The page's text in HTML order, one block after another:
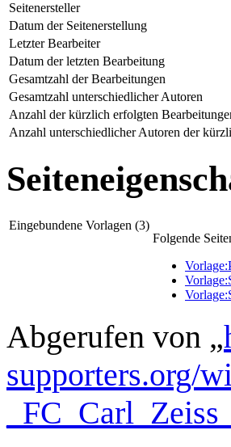
Seitenersteller
Datum der Seitenerstellung
Letzter Bearbeiter
Datum der letzten Bearbeitung
Gesamtzahl der Bearbeitungen
Gesamtzahl unterschiedlicher Autoren
Anzahl der kürzlich erfolgten
Anzahl unterschiedlicher Autoren der
Eingebundene Vorlagen (3)
Folgende
Abgerufen von „
supporters.org/